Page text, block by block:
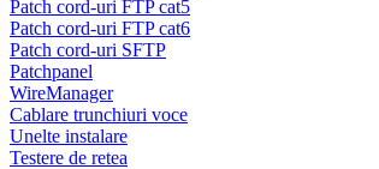
Patch cord-uri FTP cat5
Patch cord-uri FTP cat6
Patch cord-uri SFTP
Patchpanel
WireManager
Cablare trunchiuri voce
Unelte instalare
Testere de retea